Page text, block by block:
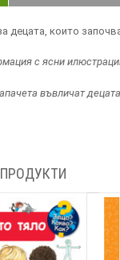
децата, които
с ясни
въвличат